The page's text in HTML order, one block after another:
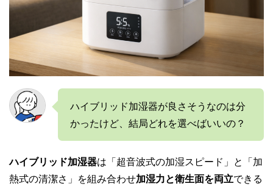
ハイブリッド加湿器が良さそうなのは分
かったけど、結局どれを選べばいいの？
ハイブリッド加湿器は「超音波式の加湿スピード」と「加
熱式の清潔さ」を組み合わせ加湿力と衛生面を両立できる